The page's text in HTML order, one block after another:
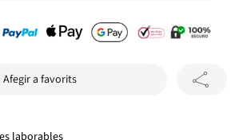
Afegir a favorits
laborables